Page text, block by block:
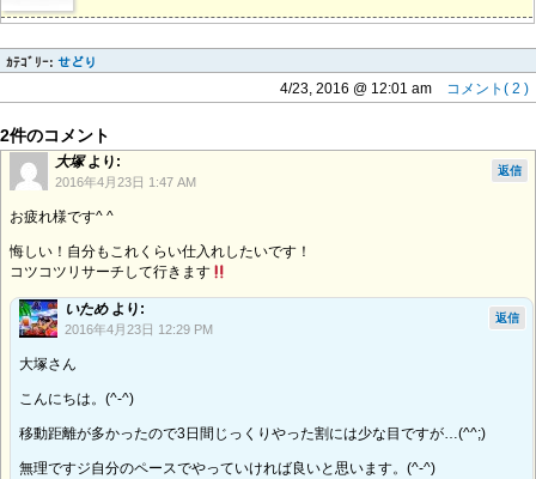
ｶﾃｺﾞﾘｰ: せどり
4/23, 2016 @ 12:01 am コメント( 2 )
2件のコメント
大塚 より:
2016年4月23日 1:47 AM
お疲れ様です^ ^
悔しい！自分もこれくらい仕入れしたいです！
コツコツリサーチして行きます
返信
いため より:
2016年4月23日 12:29 PM
大塚さん
こんにちは。(^-^)
移動距離が多かったので3日間じっくりやった割には少な目ですが…(^^;)
無理ですジ自分のペースでやっていければ良いと思います。(^-^)
返信